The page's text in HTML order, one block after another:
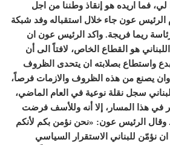
لي، فما اريده هو إنقاذ وطننا من اجل
الرئيس عون جاء خلال استقباله وفد شبكة
ريما فريجة. واكد الرئيس عون ان
هو القطاع الخاص، لافتاً الى أن
واستطاع بصلابته ان يتحدى الظروف
وان يصنع من هذه الظروف والازمات فرصاً،
سجل نقلة نوعية في العام الماضي،
في هذا المسار، إلا أنه وللأسف فرضت
وقال الرئيس عون: «نحن نؤمن بكم لأنكم
ان نؤمّن للبناني الاستقرار السياسي